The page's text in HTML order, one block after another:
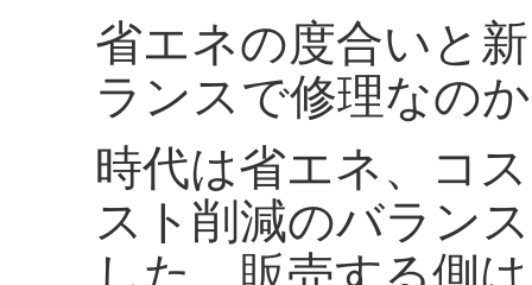
省エネの度合いと
ランスで修理なの
時代は省エネ、コ
スト削減のバラン